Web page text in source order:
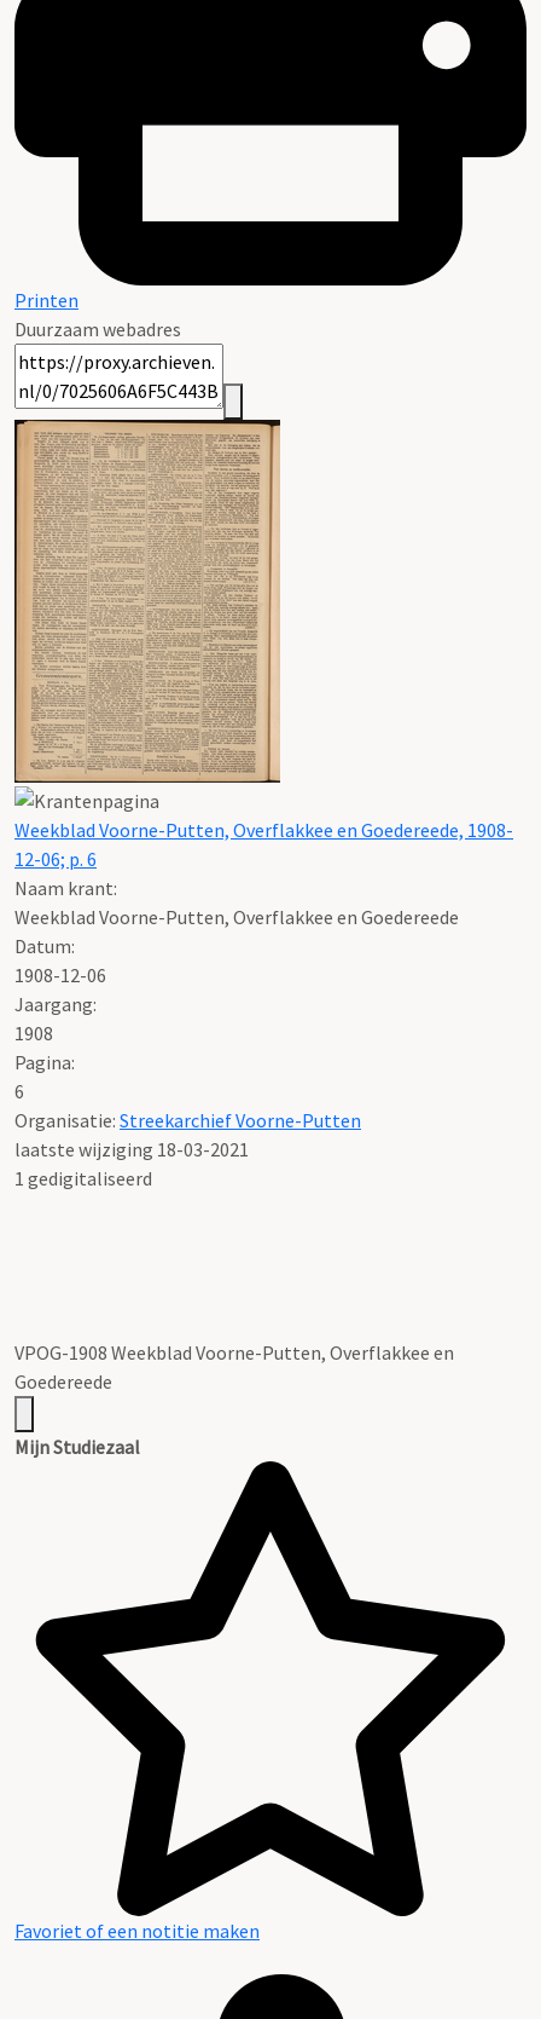
Printen
Duurzaam webadres
Weekblad Voorne-Putten, Overflakkee en Goedereede, 1908-
12-06; p. 6
Naam krant:
Weekblad Voorne-Putten, Overflakkee en Goedereede
Datum:
1908-12-06
Jaargang:
1908
Pagina:
6
Organisatie: Streekarchief Voorne-Putten
laatste wijziging 18-03-2021
1 gedigitaliseerd
VPOG-1908 Weekblad Voorne-Putten, Overflakkee en
Goedereede
Mijn Studiezaal
Favoriet of een notitie maken